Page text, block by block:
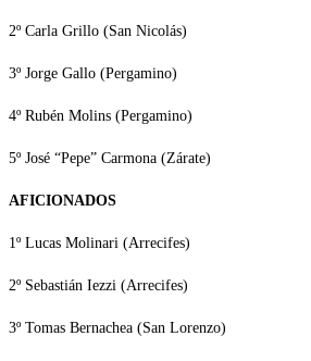
2º Carla Grillo (San Nicolás)
3º Jorge Gallo (Pergamino)
4º Rubén Molins (Pergamino)
5º José “Pepe” Carmona (Zárate)
AFICIONADOS
1º Lucas Molinari (Arrecifes)
2º Sebastián Iezzi (Arrecifes)
3º Tomas Bernachea (San Lorenzo)